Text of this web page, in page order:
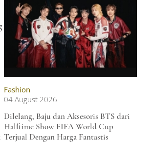
Fashion
04 August 2026
Dilelang, Baju dan Aksesoris BTS dari
Halftime Show FIFA World Cup
Terjual Dengan Harga Fantastis